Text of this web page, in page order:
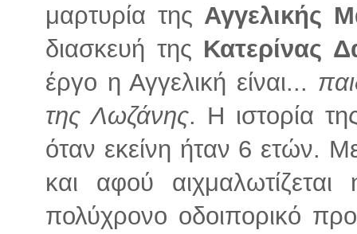
μαρτυρία της Αγγελικής
διασκευή της Κατερίνας
έργο η Αγγελική είναι...
της Λωζάνης. Η ιστορία
όταν εκείνη ήταν 6 ετών.
και αφού
πολύχρονο οδοιπορικό